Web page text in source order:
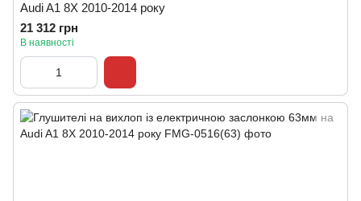
Audi A1 8X 2010-2014 року
21 312 грн
В наявності